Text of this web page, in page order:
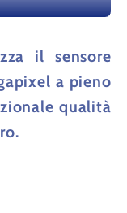
il sensore
a pieno
qualità